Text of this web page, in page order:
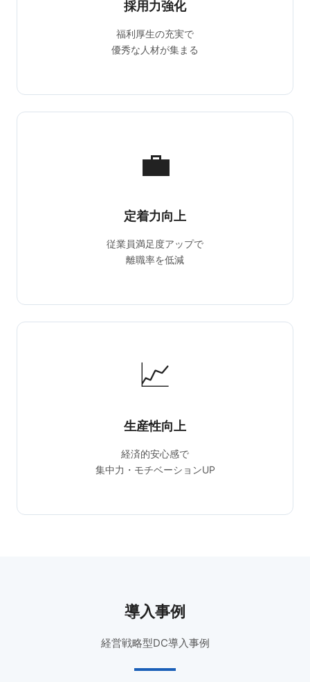
採用力強化
福利厚生の充実で
優秀な人材が集まる
💼
定着力向上
従業員満足度アップで
離職率を低減
📈
生産性向上
経済的安心感で
集中力・モチベーションUP
導入事例
経営戦略型DC導入事例